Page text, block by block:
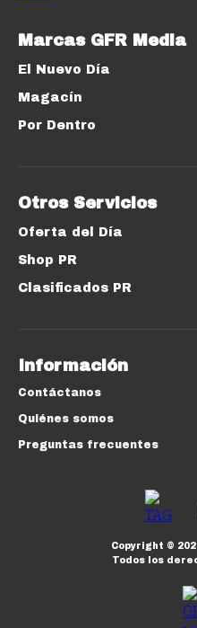
Marcas GFR Media
El Nuevo Día
Magacín
Por Dentro
Otros Servicios
Oferta del Día
Shop PR
Clasificados PR
Información
Contáctanos
Quiénes somos
Preguntas frecuentes
Copyright ©
Todos los